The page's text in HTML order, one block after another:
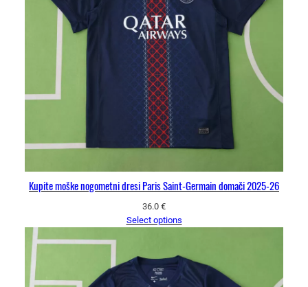
Kupite moške nogometni dresi Paris Saint-Germain domači 2025-26
36.0 €
Select options